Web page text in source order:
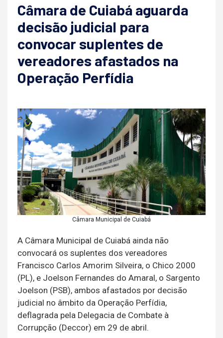
Câmara de Cuiabá aguarda
decisão judicial para
convocar suplentes de
vereadores afastados na
Operação Perfídia
Câmara Municipal de Cuiabá
A Câmara Municipal de Cuiabá ainda não
convocará os suplentes dos vereadores
Francisco Carlos Amorim Silveira, o Chico 2000
(PL), e Joelson Fernandes do Amaral, o Sargento
Joelson (PSB), ambos afastados por decisão
judicial no âmbito da Operação Perfídia,
deflagrada pela Delegacia de Combate à
Corrupção (Deccor) em 29 de abril.